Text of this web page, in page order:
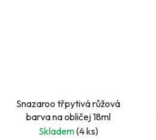
Snazaroo třpytivá růžová
barva na obličej 18ml
Skladem(4 ks)